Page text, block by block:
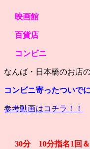
映画館
百貨店
コンビニ
なんば・日本橋のお店
コンビニ寄ったついで
参考動画はコチラ！！
30分 10分指名1回